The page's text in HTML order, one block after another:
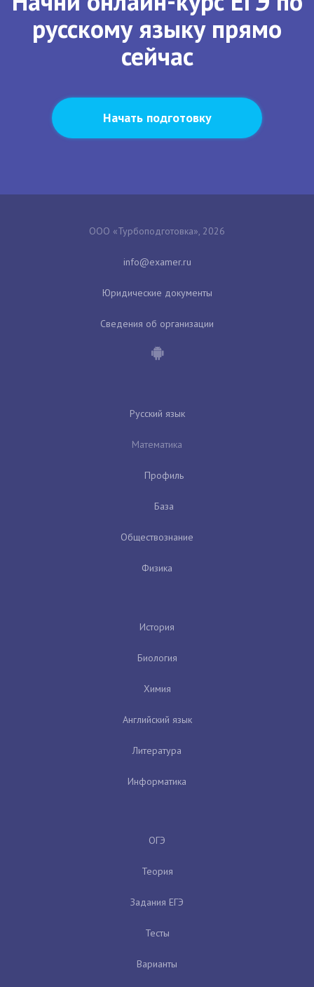
русскому языку прямо
сейчас
Начать подготовку
ООО «Турбоподготовка», 2026
Юридические документы
Сведения об организации
Русский язык
Математика
Профиль
База
Обществознание
Физика
История
Биология
Химия
Английский язык
Литература
Информатика
ОГЭ
Теория
Задания ЕГЭ
Тесты
Варианты